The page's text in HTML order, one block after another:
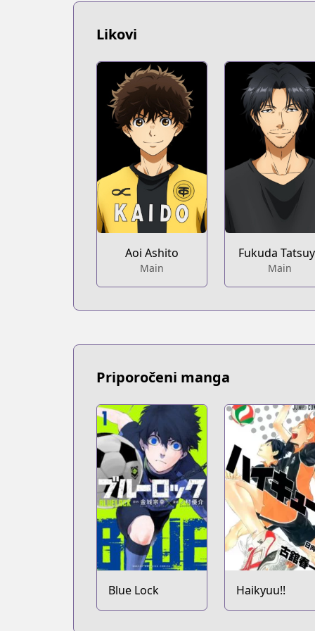
https://www.mangaupdates.com/
Book☆Walker
Official Site
Official Site
https://bigcomics.jp/episodes/
Official Site
Official Site
https://bigcomicbros.net/work/6196/
Likovi
Aoi Ashito
Main
Fukuda
Main
Priporočeni manga
Blue Lock Haikyuu!!